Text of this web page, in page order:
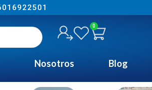
0
Nosotros Blog